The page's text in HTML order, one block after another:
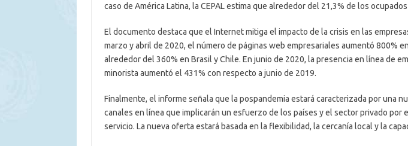
caso de América Latina, la CEPAL estima que alrededor del 21,3% de los
El documento destaca que el Internet mitiga el impacto de la crisis en las
marzo y abril de 2020, el número de páginas web empresariales aumentó 800%
alrededor del 360% en Brasil y Chile. En junio de 2020, la presencia en línea de
minorista aumentó el 431% con respecto a junio de 2019.
Finalmente, el informe señala que la pospandemia estará caracterizada por una
canales en línea que implicarán un esfuerzo de los países y el sector privado por
servicio. La nueva oferta estará basada en la flexibilidad, la cercanía local y la